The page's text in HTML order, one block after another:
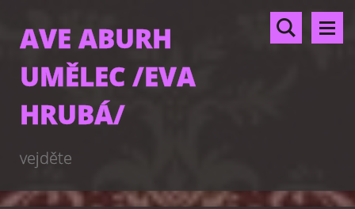
AVE ABURH
UMĚLEC /EVA
HRUBÁ/
vejděte